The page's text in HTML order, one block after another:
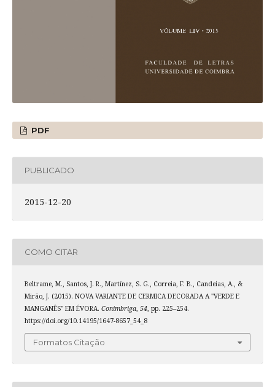
PDF
PUBLICADO
2015-12-20
COMO CITAR
Beltrame, M., Santos, J. R., Martínez, S. G., Correia, F. B., Candeias, A., &
Mirão, J. (2015). NOVA VARIANTE DE CERMICA DECORADA A "VERDE E
MANGANÊS" EM ÉVORA. Conimbriga, 54, pp. 225–254.
https://doi.org/10.14195/1647-8657_54_8
Formatos Citação